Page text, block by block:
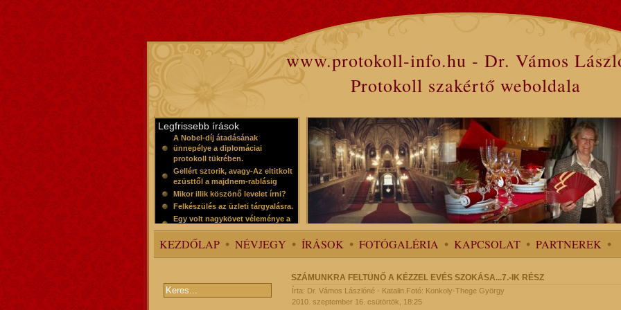
www.protokoll-info.hu - Dr. Vámos
Protokoll szakértő weboldala
Legfrissebb írások
A Nobel-díj átadásának
ünnepélye a diplomáciai
protokoll tükrében.
Gellért sztorik, avagy-Az eltitkolt
ezüsttől a majdnem-rablásig
Mikor illik köszönő levelet írni?
Felkészülés az üzleti tárgyalásra.
Egy volt nagykövet véleménye a
protokollról
KEZDŐLAP NÉVJEGY ÍRÁSOK FOTÓGALÉRIA KAPCSOLAT PARTNEREK
SZÁMUNKRA FELTÜNŐ A KÉZZEL EVÉS SZOKÁSA...7.-IK RÉSZ
Írta: Dr. Vámos Lászlóné - Katalin.Fotó: Konkoly-Thege György
2010. szeptember 16. csütörtök, 18:25